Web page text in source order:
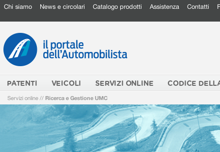
Chi siamo News e circolari Catalogo prodotti Assistenza Contatti
PATENTI VEICOLI SERVIZI ONLINE CODICE
Servizi online // Ricerca e Gestione UMC